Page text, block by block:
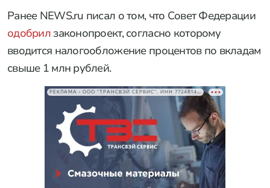
Ранее NEWS.ru писал о том, что Совет Федерации
одобрилзаконопроект, согласно которому
вводится налогообложение процентов по вкладам
свыше 1 млн рублей.
РЕКЛАМА • ООО "ТРАНСВЭЙ СЕРВИС", ИНН 7724814198